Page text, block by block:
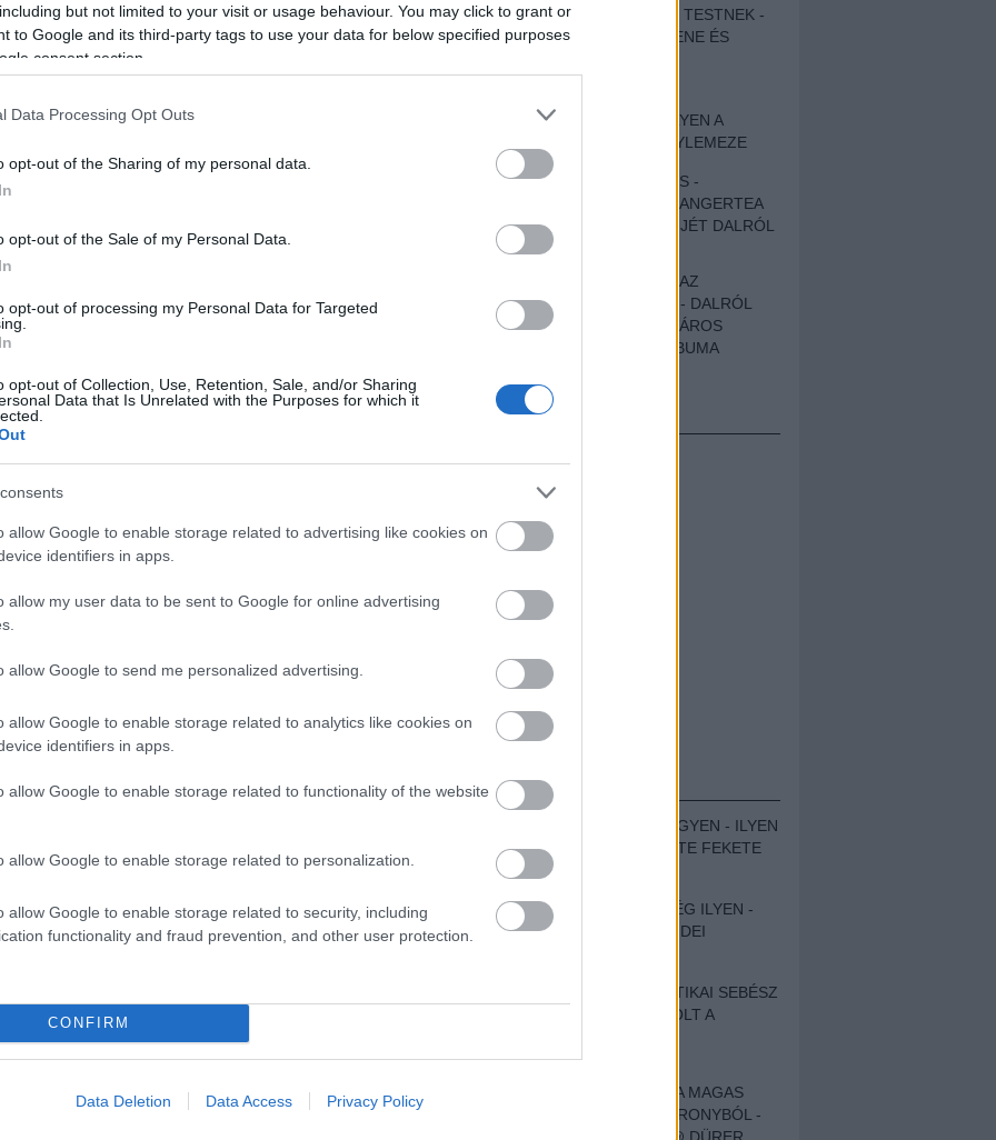
but not limited to your visit or usage behaviour. You may click to grant or
to Google and its third-party tags to use your data for below specified purposes
consent section.
Data Processing Opt Outs
opt-out of the Sharing of my personal data.
opt-out of the Sale of my Personal Data.
opt-out of processing my Personal Data for Targeted
opt-out of Collection, Use, Retention, Sale, and/or Sharing
Data that Is Unrelated with the Purposes for which it
allow Google to enable storage related to advertising like cookies on
identifiers in apps.
allow my user data to be sent to Google for online advertising
allow Google to send me personalized advertising.
allow Google to enable storage related to analytics like cookies on
identifiers in apps.
allow Google to enable storage related to functionality of the website
allow Google to enable storage related to personalization.
allow Google to enable storage related to security, including
functionality and fraud prevention, and other user protection.
CONFIRM
Data Deletion Data Access Privacy Policy
minősülnek, értük aszolgáltatás technikaiüzemeltetője semmilyen felelősséget nem vállal, azokat nem
ZENE LÉLEKNEK ÉS TESTNEK -
AUTENTIKUS NÉPZENE ÉS
SZOMORKODÁS - ILYEN A
KATATONIA ÚJ NAGYLEMEZE
CROCODILE NERVES -
HALLGASD MEG AZ ANGERTEA
MA MEGJELENT EP-JÉT DALRÓL
DALRA!
A FELELŐSSÉGTŐL AZ
ELLOPOTT FÖLDIG - DALRÓL
DALRA A KÉPZELT VÁROS
SAMIZDAT CÍMŰ ALBUMA
HIRDETÉS
BESZÁMOLÓK
ZENÉS TÁBOR A HEGYEN - ILYEN
VOLT A VÍRUS SZÜLTE FEKETE
ZAJ FESZTIVÁL
SOHA NEM VOLT MÉG ILYEN -
BESZÁMOLÓNK AZ IDEI
EGY HALLÁSPLASZTIKAI SEBÉSZ
NAPLÓJA - ILYEN VOLT A
DOKUMENTUMFILM
MÉLY FÉRFIBÁNAT A MAGAS
ELEFÁNTCSONTTORONYBÓL -